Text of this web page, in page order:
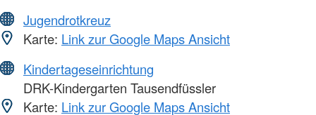
Jugendrotkreuz
Karte: Link zur Google Maps Ansicht
Kindertageseinrichtung
DRK-Kindergarten Tausendfüssler
Karte: Link zur Google Maps Ansicht